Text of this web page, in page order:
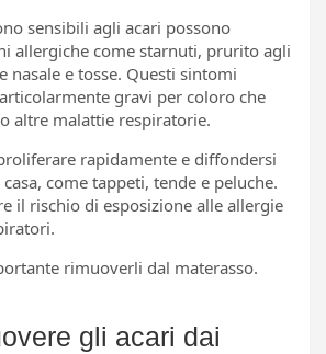
sensibili agli acari possono
allergiche come starnuti, prurito agli
nasale e tosse. Questi sintomi
gravi per coloro che
altre malattie respiratorie.
rapidamente e diffondersi
come tappeti, tende e peluche.
il rischio di esposizione alle allergie
rimuoverli dal materasso.
gli acari dai